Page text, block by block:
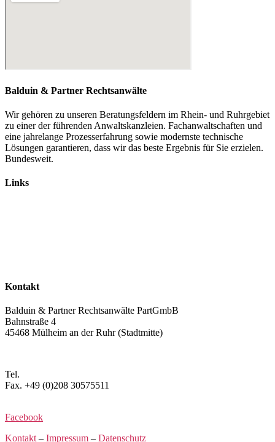
Balduin & Partner Rechtsanwälte
Wir gehören zu unseren Beratungsfeldern im Rhein- und Ruhrgebiet
zu einer der führenden Anwaltskanzleien. Fachanwaltschaften und
eine jahrelange Prozesserfahrung sowie modernste technische
Lösungen garantieren, dass wir das beste Ergebnis für Sie erzielen.
Bundesweit.
Links
Kontakt
Balduin & Partner Rechtsanwälte PartGmbB
Bahnstraße 4
45468 Mülheim an der Ruhr (Stadtmitte)
Tel.
Fax. +49 (0)208 30575511
Facebook
Kontakt – Impressum – Datenschutz